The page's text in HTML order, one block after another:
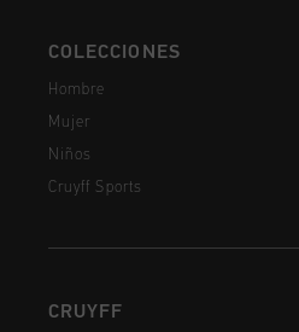
COLECCIONES
Hombre
Mujer
Niños
Cruyff Sports
CRUYFF